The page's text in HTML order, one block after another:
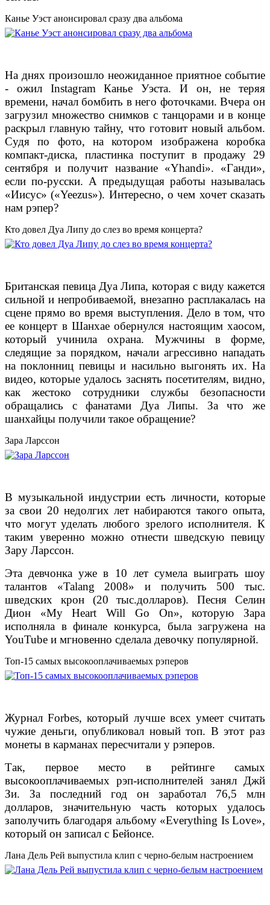
Канье Уэст анонсировал сразу два альбома
На днях произошло неожиданное приятное событие
- ожил Instagram Канье Уэста. И он, не теряя
времени, начал бомбить в него фоточками. Вчера он
загрузил множество снимков с танцорами и в конце
раскрыл главную тайну, что готовит новый альбом.
Судя по фото, на котором изображена коробка
компакт-диска, пластинка поступит в продажу 29
сентября и получит название «Yhandi». «Ганди»,
если по-русски. А предыдущая работы называлась
«Иисус» («Yeezus»). Интересно, о чем хочет сказать
нам рэпер?
Кто довел Дуа Липу до слез во время концерта?
Британская певица Дуа Липа, которая с виду кажется
сильной и непробиваемой, внезапно расплакалась на
сцене прямо во время выступления. Дело в том, что
ее концерт в Шанхае обернулся настоящим хаосом,
который учинила охрана. Мужчины в форме,
следящие за порядком, начали агрессивно нападать
на поклонниц певицы и насильно выгонять их. На
видео, которые удалось заснять посетителям, видно,
как жестоко сотрудники службы безопасности
обращались с фанатами Дуа Липы. За что же
шанхайцы получили такое обращение?
Зара Ларссон
В музыкальной индустрии есть личности, которые
за свои 20 недолгих лет набираются такого опыта,
что могут уделать любого зрелого исполнителя. К
таким уверенно можно отнести шведскую певицу
Зару Ларссон.
Эта девчонка уже в 10 лет сумела выиграть шоу
талантов «Talang 2008» и получить 500 тыс.
шведских крон (20 тыс.долларов). Песня Селин
Дион «My Heart Will Go On», которую Зара
исполняла в финале конкурса, была загружена на
YouTube и мгновенно сделала девочку популярной.
Топ-15 самых высокооплачиваемых рэперов
Журнал Forbes, который лучше всех умеет считать
чужие деньги, опубликовал новый топ. В этот раз
монеты в карманах пересчитали у рэперов.
Так, первое место в рейтинге самых
высокооплачиваемых рэп-исполнителей занял Джй
Зи. За последний год он заработал 76,5 млн
долларов, значительную часть которых удалось
заполучить благодаря альбому «Everything Is Love»,
который он записал с Бейонсе.
Лана Дель Рей выпустила клип с черно-белым настроением